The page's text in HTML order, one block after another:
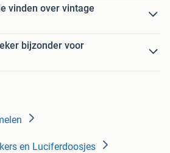
vinden over vintage
bijzonder voor
en Luciferdoosjes